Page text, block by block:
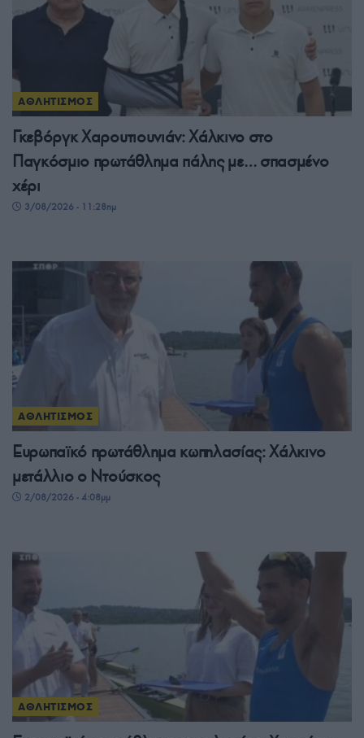
ΑΘΛΗΤΙΣΜΟΣ
Γκεβόργκ Χαρουτιουνιάν: Χάλκινο στο
Παγκόσμιο πρωτάθλημα πάλης με… σπασμένο
χέρι
3/08/2026 - 11:28πμ
ΑΘΛΗΤΙΣΜΟΣ
Ευρωπαϊκό πρωτάθλημα κωπηλασίας: Χάλκινο
μετάλλιο ο Ντούσκος
2/08/2026 - 4:08μμ
ΑΘΛΗΤΙΣΜΟΣ